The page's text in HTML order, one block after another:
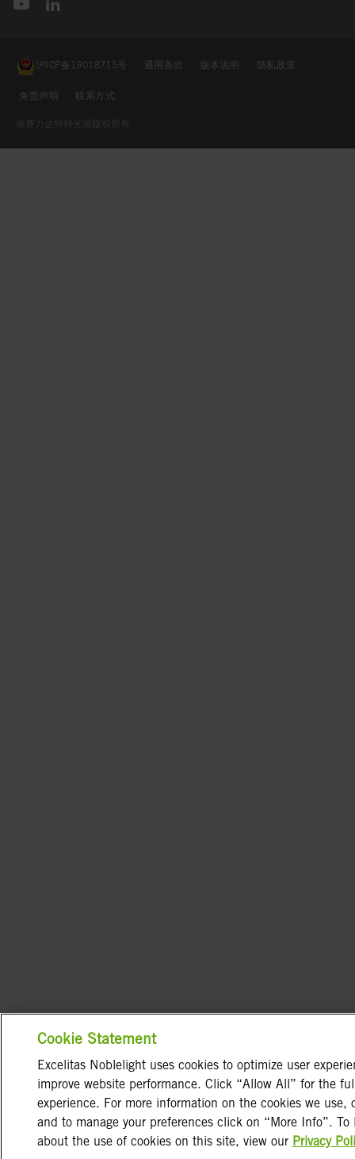
沪ICP备19018715号 通用条款 版本说明 隐私政策
免责声明 联系方式
埃赛力达特种光源版权所有
Cookie Statement
Excelitas Noblelight uses cookies to optimize user
improve website performance. Click “Allow All” for the
experience. For more information on the cookies we use,
and to manage your preferences click on “More Info”. To
about the use of cookies on this site, view our Privacy